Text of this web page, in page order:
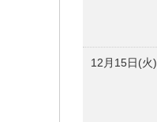
12月15日(火)